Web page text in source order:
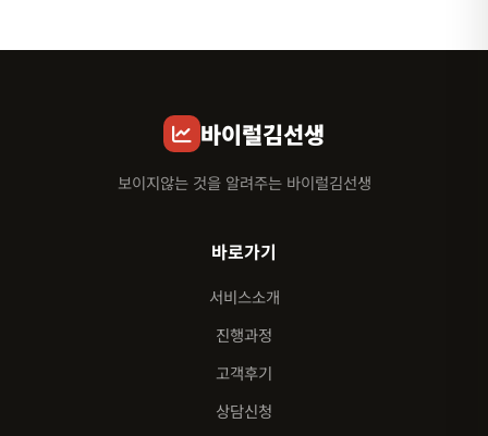
바이럴김선생
보이지않는 것을 알려주는 바이럴김선생
바로가기
서비스소개
진행과정
고객후기
상담신청